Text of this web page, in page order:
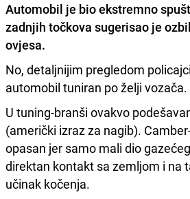
Automobil je bio ekstremno
zadnjih točkova sugerisao je
ovjesa.
No, detaljnijim pregledom
automobil tuniran po želji vozača.
U tuning-branši ovakvo
(američki izraz za nagib).
opasan jer samo mali dio
direktan kontakt sa zemljom i na
učinak kočenja.